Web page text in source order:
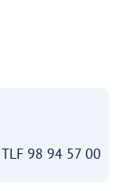
TLF 98 94 57 00